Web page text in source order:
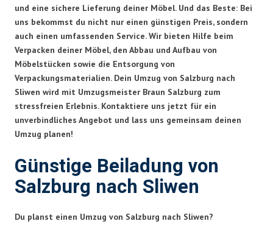
und eine sichere Lieferung deiner Möbel. Und das Beste: Bei
uns bekommst du nicht nur einen günstigen Preis, sondern
auch einen umfassenden Service. Wir bieten Hilfe beim
Verpacken deiner Möbel, den Abbau und Aufbau von
Möbelstücken sowie die Entsorgung von
Verpackungsmaterialien. Dein Umzug von Salzburg nach
Sliwen wird mit Umzugsmeister Braun Salzburg zum
stressfreien Erlebnis. Kontaktiere uns jetzt für ein
unverbindliches Angebot und lass uns gemeinsam deinen
Umzug planen!
Günstige Beiladung von
Salzburg nach Sliwen
Du planst einen Umzug von Salzburg nach Sliwen?